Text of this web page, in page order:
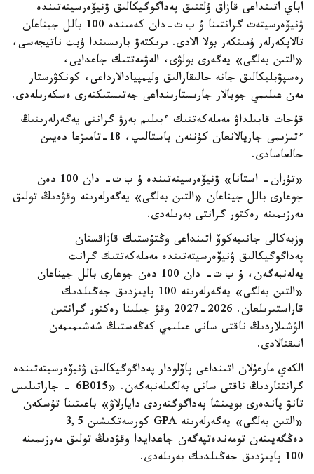
اباي اتىنداعى قازاق ۇلتتىق پەداگوگيكالىق ۋنيۆەرسيتەتىندە
ۋنيۆەرسيتەت گرانتىنا ۇ ب ت-دان كەمىندە 100 بالل جيناعان
تالاپكەرلەر ۇمىتكەر بولا الادى. ىرىكتەۋ بارىسىندا ۇبت ناتيجەسى،
«التىن بەلگى» يەگەرى بولۋى، الەۋمەتتىك جاعدايى،
رەسپۋبليكالىق جانە حالىقارالىق وليمپيادالارداعى، كونكۋرستار
مەن عىلىمي جوبالار جارىستارىنداعى جەتىستىكتەرى ەسكەرىلەدى.
قۇجات قابىلداۋ مەملەكەتتىك ءبىلىم بەرۋ گرانتى يەگەرلەرىنىڭ
ءتىزىمى جاريالانعان كۇننەن باستالىپ، 18-تامىزعا دەيىن
جالعاسادى.
«تۇران- استانا» ۋنيۆەرسيتەتىندە ۇ ب ت- دان 100 دەن
جوعارى بالل جيناعان «التىن بەلگى» يەگەرلەرىنە وقۋدىڭ تولىق
مەرزىمىنە رەكتور گرانتى بەرىلەدى.
وزبەكالى جانىبەكوۆ اتىنداعى وڭتۇستىك قازاقستان
پەداگوگيكالىق ۋنيۆەرسيتەتىندە مەملەكەتتىك گرانت
يەلەنبەگەن، ۇ ب ت- دان 100 دەن جوعارى بالل جيناعان
«التىن بەلگى» يەگەرلەرىنە 100 پايىزدىق جەڭىلدىك
قاراستىرىلعان. 2026-2027 وقۋ جىلىنا رەكتور گرانتىن
الۋشىلاردىڭ ناقتى سانى عىلىمي كەڭەستىڭ شەشىمىمەن
انىقتالادى.
الكەي مارعۇلان اتىنداعى پاۆلودار پەداگوگيكالىق ۋنيۆەرسيتەتىندە
گرانتتاردىڭ ناقتى سانى بەلگىلەنبەگەن. «6B015 - جاراتىلىس
تانۋ پاندەرى بويىنشا پەداگوگتەردى دايارلاۋ» باعىتىنا تۇسكەن
«التىن بەلگى» يەگەرلەرىنە GPA كورسەتكىشىن 3,5
دەڭگەيىنەن تومەندەتپەگەن جاعدايدا وقۋدىڭ تولىق مەرزىمىنە
100 پايىزدىق جەڭىلدىك بەرىلەدى.